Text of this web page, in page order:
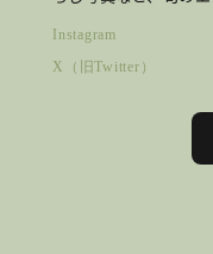
Instagram
X（旧Twitter）